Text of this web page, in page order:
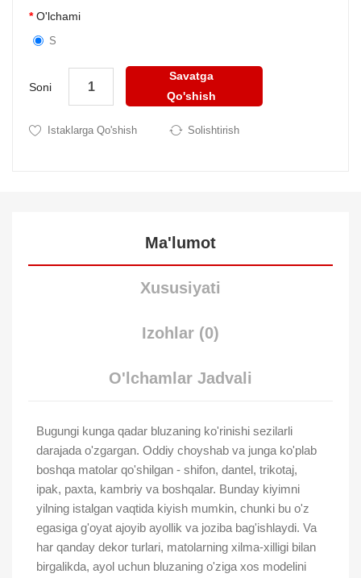
O'lchami
S
Soni
Savatga
Qo'shish
Istaklarga Qo'shish Solishtirish
Ma'lumot
Xususiyati
Izohlar (0)
O'lchamlar Jadvali
Bugungi kunga qadar bluzaning ko'rinishi sezilarli
darajada o'zgargan. Oddiy choyshab va junga ko'plab
boshqa matolar qo'shilgan - shifon, dantel, trikotaj,
ipak, paxta, kambriy va boshqalar. Bunday kiyimni
yilning istalgan vaqtida kiyish mumkin, chunki bu o'z
egasiga g'oyat ajoyib ayollik va joziba bag'ishlaydi. Va
har qanday dekor turlari, matolarning xilma-xilligi bilan
birgalikda, ayol uchun bluzaning o'ziga xos modelini